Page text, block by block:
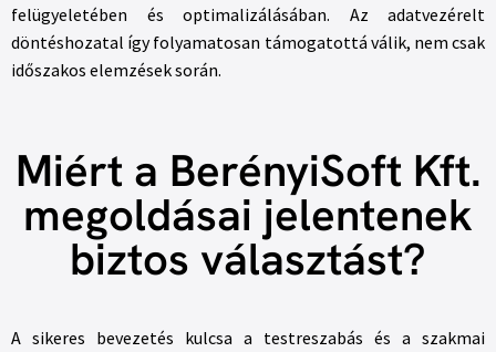
felügyeletében és optimalizálásában. Az adatvezérelt
döntéshozatal így folyamatosan támogatottá válik, nem csak
időszakos elemzések során.
Miért a BerényiSoft Kft.
megoldásai jelentenek
biztos választást?
A sikeres bevezetés kulcsa a testreszabás és a szakmai